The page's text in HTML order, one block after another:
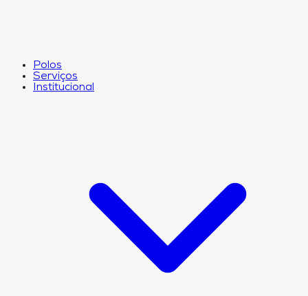
Polos
Serviços
Institucional